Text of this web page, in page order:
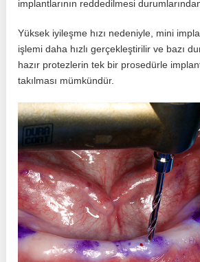
implantlarının reddedilmesi
Yüksek iyileşme hızı nedeniyle, mini
işlemi daha hızlı gerçekleştirilir ve bazı
hazır protezlerin tek bir prosedürle
takılması mümkündür.